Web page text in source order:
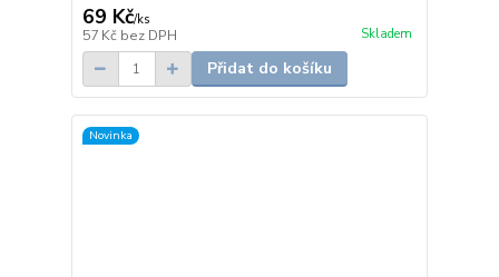
69 Kč/ks
57 Kč bez DPH Skladem
Přidat do košíku
Novinka